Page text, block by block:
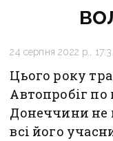
24 серпня 2022 р.,
Цього року
Автопробіг
Донеччини не
всі його